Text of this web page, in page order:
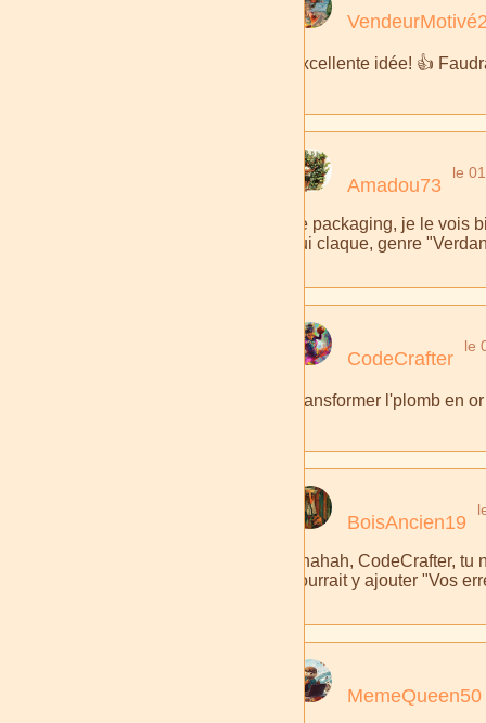
Excellente idée! 👍
Amadou73
le
Le packaging, je le vois
qui claque, genre
CodeCrafter
le
Transformer l'plomb en
BoisAncien19
Ahahah, CodeCrafter,
pourrait y ajouter "Vos
MemeQueen50